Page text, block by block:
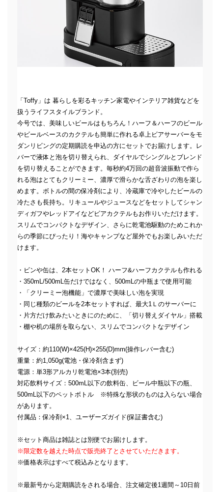
「Toffy」は 暮らしを彩るキッチン家電やインテリア雑貨などを
扱うライフスタイルブランド。
今号では、美味しいビールはもちろん！ハーフ＆ハーフのビール
やビールベースのカクテルも簡単に作れる卓上ビアサーバーをモ
ダンリビングの定期購読を申込の方にセットでお届けします。レ
バーで液体と泡を切り替えられ、ダイヤルでシングルとブレンド
を切り替えることができます。毎秒約4万回の超音波振動で作ら
れる泡はとてもクリーミー、濃厚で滑らかな舌ざわりの泡を楽し
めます。ボトルの間の保冷剤により、冷蔵庫で冷やしたビールの
冷たさも長持ち。リキュールやジュースなどをセットしてシャン
ディガフやレッドアイなどビアカクテルもお作りいただけます。
スリムでコンパクトなデザイン、さらに乾電池駆動のためこれか
らの季節にぴったり！海やキャンプなど屋外でもお楽しみいただ
けます。
・ビンや缶は、2本セットOK！ ハーフ&ハーフカクテルも作れる
・350mL/500mL缶だけではなく、500mLの中瓶まで使用可能
・「クリーミー泡機能」で濃厚で美味しい泡を実現
・同じ種類のビールを2本セットすれば、最大1Ｌのサーバーに
・片方だけ飲みたいときにのために、「切り替えダイヤル」搭載
・棚や机の場所を取らない、スリムでコンパクトなデザイン
サイズ：約110(W)×425(H)×255(D)mm(操作レバー含む)
重量：約1,050g(電池・保冷剤含まず)
電源：単3形アルカリ乾電池×3本(別売)
対応飲料サイズ：500mL以下の飲料缶、ビール中瓶以下の瓶、
500mL以下のペットボトル ※特殊な形状のものは入らない場合
があります。
付属品：保冷剤×1、ユーザーズガイド(保証書含む)
※セット商品は雑誌とは別便でお届けします。
※限定数を越えた時点で販売終了とさせていただきます。
※価格表示はすべて税込みとなります。
※最新号から定期購読をされる場合、注文確定後1週間～10日前